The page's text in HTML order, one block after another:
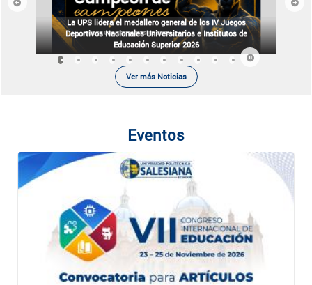
La UPS lidera el medallero general de los IV Juegos
Deportivos Nacionales Universitarios e Institutos de
Educación Superior 2026
Previous Next
Ver más Noticias
Eventos